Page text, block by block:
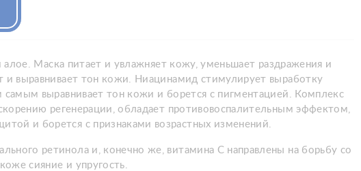
Маска питает и увлажняет кожу, уменьшает раздражения и
и выравнивает тон кожи. Ниацинамид стимулирует выработку
выравнивает тон кожи и борется с пигментацией. Комплекс
регенерации, обладает противовоспалительным эффектом,
и борется с признаками возрастных изменений.
ретинола и, конечно же, витамина С направлены на борьбу со
сияние и упругость.